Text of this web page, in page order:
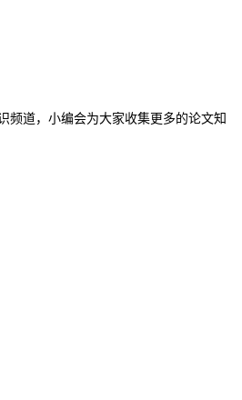
频道，小编会为大家收集更多的论文知